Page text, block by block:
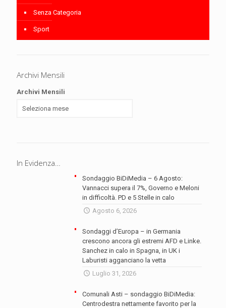
Senza Categoria
Sport
Archivi Mensili
Archivi Mensili
In Evidenza…
Sondaggio BiDiMedia – 6 Agosto:
Vannacci supera il 7%, Governo e Meloni
in difficoltà. PD e 5 Stelle in calo
Agosto 6, 2026
Sondaggi d’Europa – in Germania
crescono ancora gli estremi AFD e Linke.
Sanchez in calo in Spagna, in UK i
Laburisti agganciano la vetta
Luglio 31, 2026
Comunali Asti – sondaggio BiDiMedia:
Centrodestra nettamente favorito per la